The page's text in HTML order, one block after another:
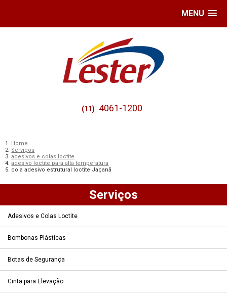
MENU
(11) 4061-1200
Home
Serviços
adesivos e colas loctite
adesivo loctite para alta temperatura
cola adesivo estrutural loctite Jaçanã
Serviços
Adesivos e Colas Loctite
Bombonas Plásticas
Botas de Segurança
Cinta para Elevação